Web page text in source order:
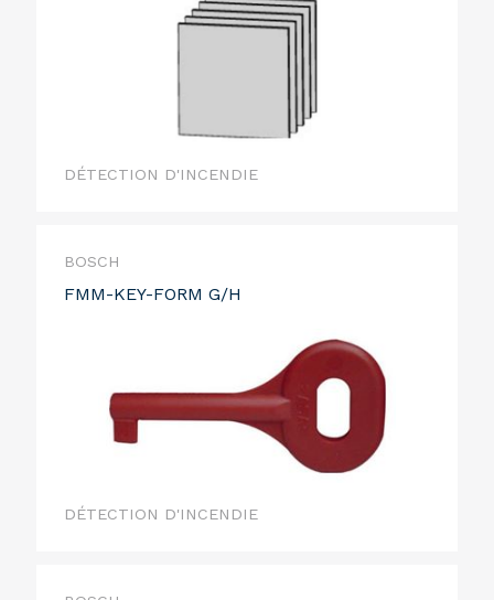
DÉTECTION D'INCENDIE
BOSCH
FMM-KEY-FORM G/H
DÉTECTION D'INCENDIE